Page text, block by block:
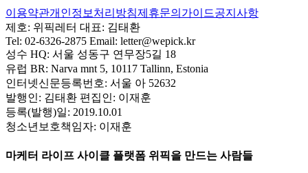
이용약관개인정보처리방침제휴문의 가이드공지사항
제호: 위픽레터 대표: 김태환
Tel: 02-6326-2875 Email: letter@wepick.kr
성수 HQ: 서울 성동구 연무장5길 18
유럽 BR: Narva mnt 5, 10117 Tallinn, Estonia
인터넷신문등록번호: 서울 아 52632
발행인: 김태환 편집인: 이재훈
등록(발행)일: 2019.10.01
청소년보호책임자: 이재훈
마케터 라이프 사이클 플랫폼 위픽을 만드는 사람들